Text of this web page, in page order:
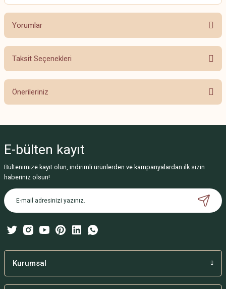
Yorumlar
Bu ürüne ilk yorumu siz yapın!
Taksit Seçenekleri
Önerileriniz
Görüş ve önerileriniz için teşekkür ederiz.
Ürün resmi kalitesiz, bozuk veya görüntülenemiyor.
Ürün açıklamasında eksik bilgiler bulunuyor.
Ürün bilgilerinde hatalar bulunuyor.
Bu ürüne benzer farklı alternatifler olmalı.
E-bülten kayıt
Bültenimize kayıt olun, indirimli ürünlerden ve kampanyalardan ilk sizin
haberiniz olsun!
Kurumsal